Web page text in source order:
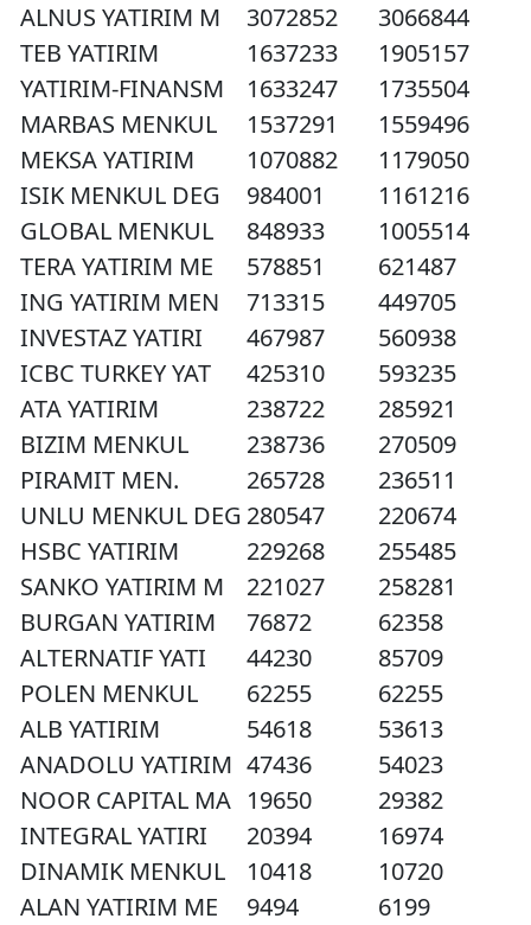
ALNUS YATIRIM M
3072852
3066844
TEB YATIRIM
1637233
1905157
YATIRIM-FINANSM
1633247
1735504
MARBAS MENKUL
1537291
1559496
MEKSA YATIRIM
1070882
1179050
ISIK MENKUL DEG
984001
1161216
GLOBAL MENKUL
848933
1005514
TERA YATIRIM ME
578851
621487
ING YATIRIM MEN
713315
449705
INVESTAZ YATIRI
467987
560938
ICBC TURKEY YAT
425310
593235
ATA YATIRIM
238722
285921
BIZIM MENKUL
238736
270509
PIRAMIT MEN.
265728
236511
UNLU MENKUL DEG 280547
220674
HSBC YATIRIM
229268
255485
SANKO YATIRIM M
221027
258281
BURGAN YATIRIM
76872
62358
ALTERNATIF YATI
44230
85709
POLEN MENKUL
62255
62255
ALB YATIRIM
54618
53613
ANADOLU YATIRIM 47436
54023
NOOR CAPITAL MA 19650
29382
INTEGRAL YATIRI
20394
16974
DINAMIK MENKUL
10418
10720
ALAN YATIRIM ME
9494
6199